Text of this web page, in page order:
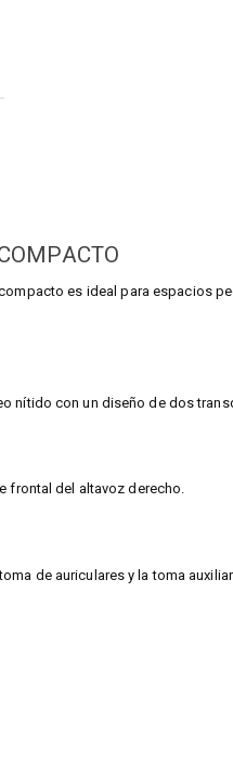
es ideal para espacios
nítido con un diseño de dos
frontal del altavoz derecho.
de auriculares y la toma